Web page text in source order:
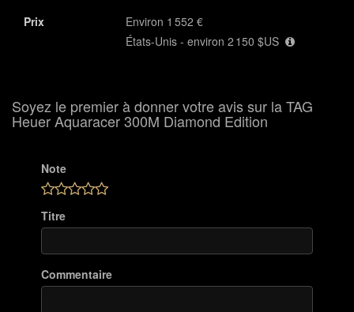
Prix
Environ 1 552 €
États-Unis - environ 2 150 $US
Soyez le premier à donner votre avis sur la TAG
Heuer Aquaracer 300M Diamond Edition
Note
Titre
Commentaire